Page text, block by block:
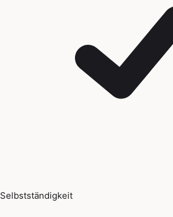
Selbstständigkeit